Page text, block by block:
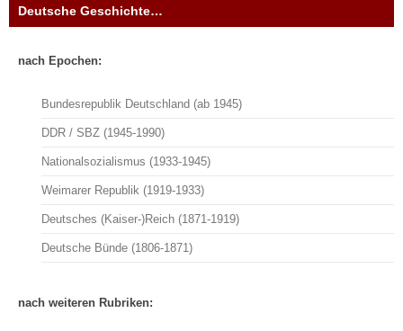
Deutsche Geschichte…
nach Epochen:
Bundesrepublik Deutschland (ab 1945)
DDR / SBZ (1945-1990)
Nationalsozialismus (1933-1945)
Weimarer Republik (1919-1933)
Deutsches (Kaiser-)Reich (1871-1919)
Deutsche Bünde (1806-1871)
nach weiteren Rubriken: